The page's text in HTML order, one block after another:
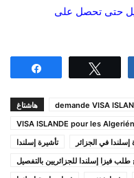
حتى تحصل على
هاشتاغ
demande VISA
VISA ISLANDE pour les
تأشيرة إسلندا
في الجزائر
فيزا إسلندا للجزائريين بالتفصيل